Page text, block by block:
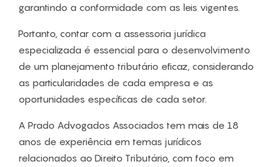
garantindo a conformidade com as leis vigentes.
Portanto, contar com a assessoria jurídica
especializada é essencial para o desenvolvimento
de um planejamento tributário eficaz, considerando
as particularidades de cada empresa e as
oportunidades específicas de cada setor.
A Prado Advogados Associados tem mais de 18
anos de experiência em temas jurídicos
relacionados ao Direito Tributário, com foco em